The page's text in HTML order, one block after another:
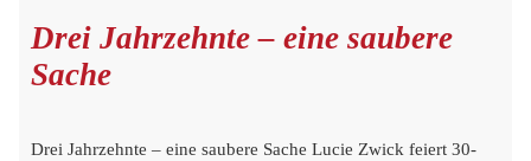
Drei Jahrzehnte – eine saubere
Sache
Drei Jahrzehnte – eine saubere Sache Lucie Zwick feiert 30-